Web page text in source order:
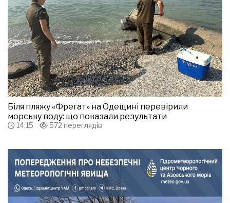
Біля пляжу «Фрегат» на Одещині перевірили
морську воду: що показали результати
14:15 572 переглядів